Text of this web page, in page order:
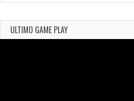
ULTIMO GAME PLAY